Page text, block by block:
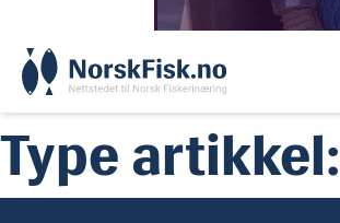
Type artikkel: